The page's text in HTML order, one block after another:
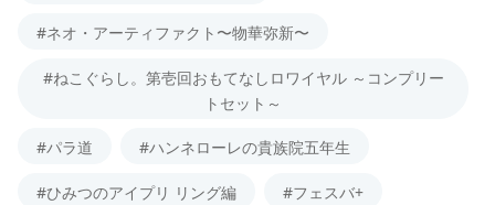
#ネオ・アーティファクト〜物華弥新〜
#ねこぐらし。第壱回おもてなしロワイヤル ～コンプリー
トセット～
#パラ道 #ハンネローレの貴族院五年生
#ひみつのアイプリ リング編 #フェスバ+